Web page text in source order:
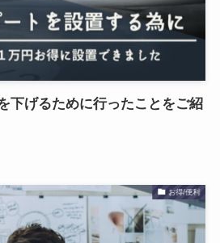
下げるために行ったことをご紹
お得/便利